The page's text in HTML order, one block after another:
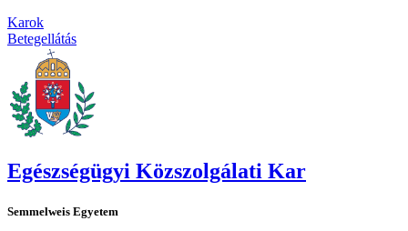
Karok
Betegellátás
Egészségügyi Közszolgálati Kar
Semmelweis Egyetem